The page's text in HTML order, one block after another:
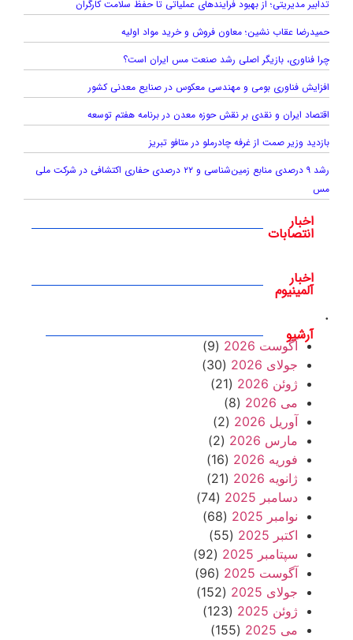
تدابیر مدیریتی؛ از بهبود فرایندهای عملیاتی تا حفظ سلامت کارگران
حمیدرضا عقاب نشین؛ معاون فروش و خرید مواد اولیه
چرا فناوری، بازیگر اصلی رشد صنعت مس ایران است؟
افزایش فناوری بومی و مهندسی معکوس در صنایع معدنی کشور
اقتصاد ایران و نقدی بر نقش حوزه معدن در برنامه هفتم توسعه
بازدید وزیر صمت از غرفه چادرملو در متافو تبریز
رشد ۹ درصدی منابع زمین‌شناسی و ۲۲ درصدی حفاری اکتشافی در شرکت ملی
مس
اخبار
انتصابات
اخبار
آلمینیوم
آرشیو
.
آگوست 2026
(9)
جولای 2026
(30)
ژوئن 2026
(21)
می 2026
(8)
آوریل 2026
(2)
مارس 2026
(2)
فوریه 2026
(16)
ژانویه 2026
(21)
دسامبر 2025
(74)
نوامبر 2025
(68)
اکتبر 2025
(55)
سپتامبر 2025
(92)
آگوست 2025
(96)
جولای 2025
(152)
ژوئن 2025
(123)
می 2025
(155)